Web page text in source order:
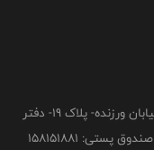
تهران- میدان هفت تیر- خیابان مفتح جنوبی- خیابان ورزنده- پلاک 19- دفتر
158151881